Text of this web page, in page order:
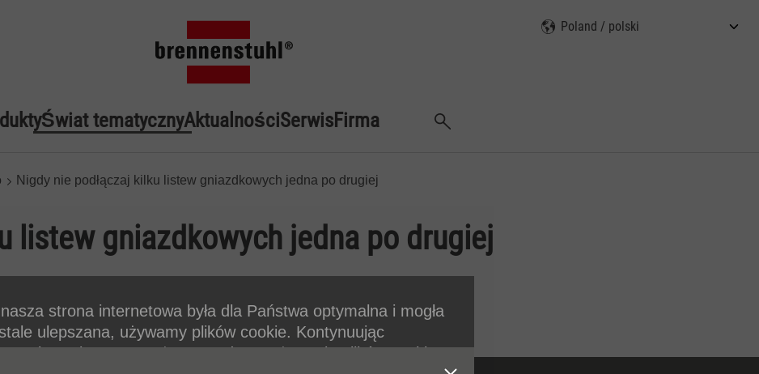
strona internetowa była dla Państwa optymalna i mogła
ulepszana, używamy plików cookie. Kontynuując
z witryny, wyrażasz zgodę na używanie plików cookie.
Świat tematycznyAktualnościSerwisFirma Wyszukaj
Nigdy nie podłączaj kilku listew gniazdkowych jedna po drugiej
listew gniazdkowych jedna po drugiej